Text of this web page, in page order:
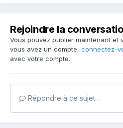
Rejoindre la
Vous pouvez publier maintenant et
vous avez un compte, connectez-
avec votre compte.
Répondre à ce sujet…